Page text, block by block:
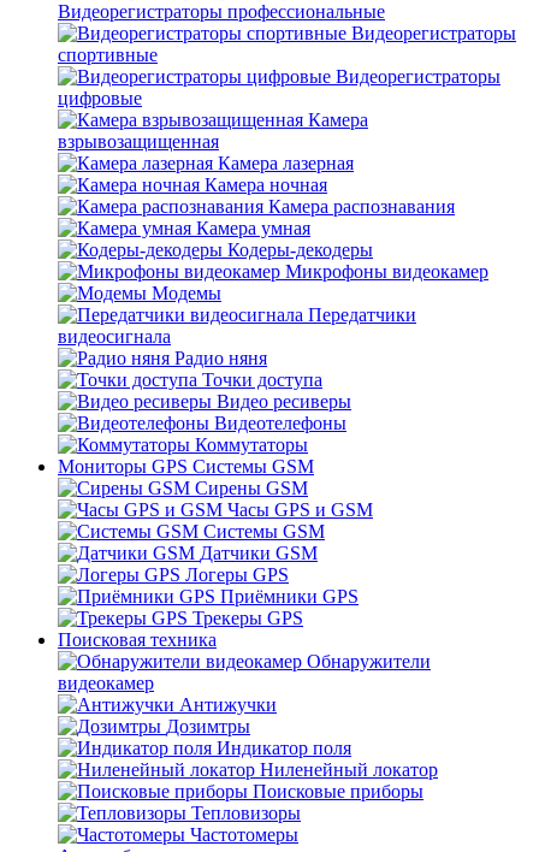
Видеорегистраторы профессиональные
Видеорегистраторы
спортивные
Видеорегистраторы
цифровые
Камера
взрывозащищенная
Камера лазерная
Камера ночная
Камера распознавания
Камера умная
Кодеры-декодеры
Микрофоны видеокамер
Модемы
Передатчики
видеосигнала
Радио няня
Точки доступа
Видео ресиверы
Видеотелефоны
Коммутаторы
Мониторы GPS Системы GSM
Сирены GSM
Часы GPS и GSM
Системы GSM
Датчики GSM
Логеры GPS
Приёмники GPS
Трекеры GPS
Поисковая техника
Обнаружители
видеокамер
Антижучки
Дозимтры
Индикатор поля
Ниленейный локатор
Поисковые приборы
Тепловизоры
Частотомеры